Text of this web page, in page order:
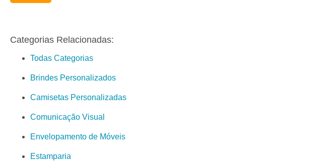
Categorias Relacionadas:
Todas Categorias
Brindes Personalizados
Camisetas Personalizadas
Comunicação Visual
Envelopamento de Móveis
Estamparia